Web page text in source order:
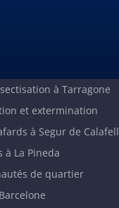
à Tarragone
et extermination
à Segur de Calafell
La Pineda
de quartier